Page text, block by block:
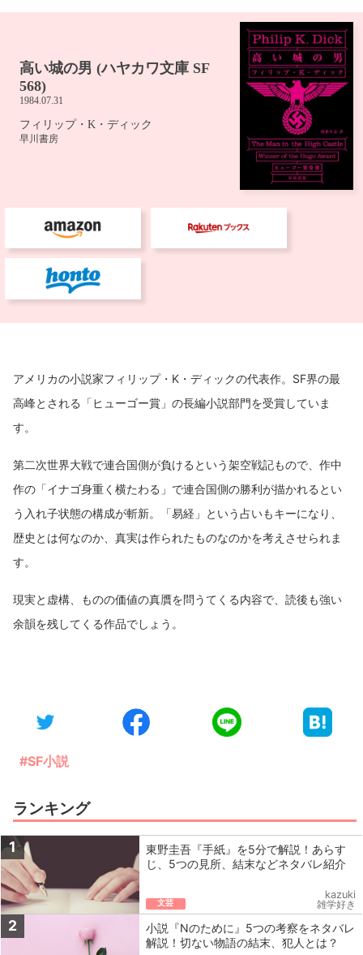
アメリカの小説家フィリップ・K・ディックの代表作。SF界の最
高峰とされる「ヒューゴー賞」の長編小説部門を受賞していま
す。
第二次世界大戦で連合国側が負けるという架空戦記もので、作中
作の「イナゴ身重く横たわる」で連合国側の勝利が描かれるとい
う入れ子状態の構成が斬新。「易経」という占いもキーになり、
歴史とは何なのか、真実は作られたものなのかを考えさせられま
す。
現実と虚構、ものの価値の真贋を問うてくる内容で、読後も強い
余韻を残してくる作品でしょう。
#SF小説
ランキング
1
東野圭吾『手紙』を5分で解説！あらす
じ、5つの見所、結末などネタバレ紹介
文芸
kazuki
雑学好き
2
小説『Nのために』5つの考察をネタバレ
解説！切ない物語の結末、犯人とは？